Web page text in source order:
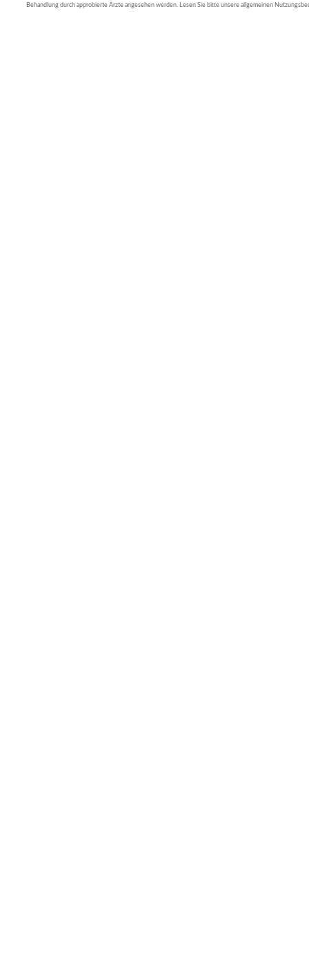
Behandlung durch approbierte Ärzte angesehen werden. Lesen Sie bitte unsere allgemeinen